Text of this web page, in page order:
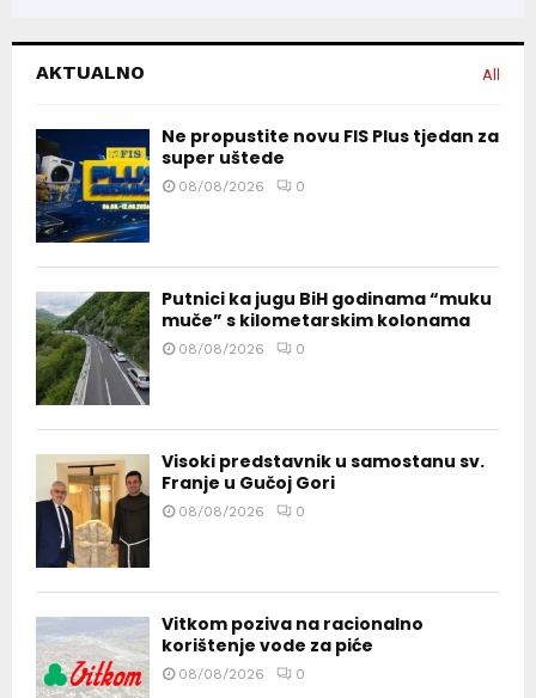
AKTUALNO All
Ne propustite novu FIS Plus tjedan za
super uštede
08/08/2026 0
Putnici ka jugu BiH godinama “muku
muče” s kilometarskim kolonama
08/08/2026 0
Visoki predstavnik u samostanu sv.
Franje u Gučoj Gori
08/08/2026 0
Vitkom poziva na racionalno
korištenje vode za piće
08/08/2026 0